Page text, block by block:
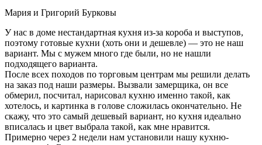
Мария и Григорий Бурковы
У нас в доме нестандартная кухня из-за короба и выступов,
поэтому готовые кухни (хоть они и дешевле) — это не наш
вариант. Мы с мужем много где были, но не нашли
подходящего варианта.
После всех походов по торговым центрам мы решили делать
на заказ под наши размеры. Вызвали замерщика, он все
обмерил, посчитал, нарисовал кухню именно такой, как
хотелось, и картинка в голове сложилась окончательно. Не
скажу, что это самый дешевый вариант, но кухня идеально
вписалась и цвет выбрала такой, как мне нравится.
Примерно через 2 недели нам установили нашу кухню-